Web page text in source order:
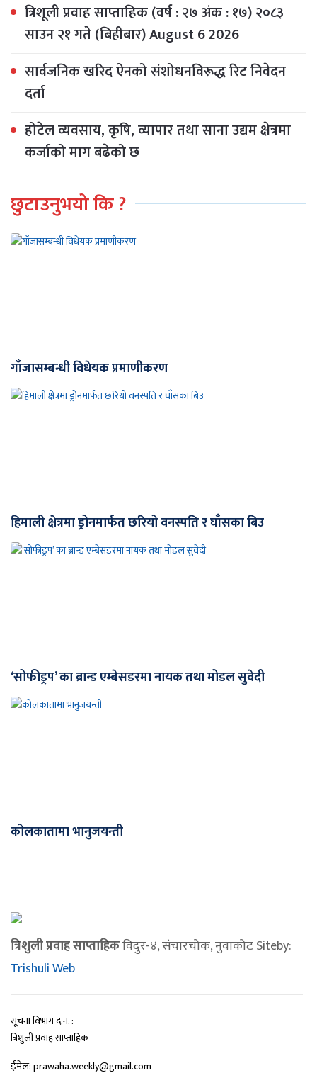
त्रिशूली प्रवाह साप्ताहिक (वर्ष : २७ अंक : १७) २०८३
साउन २१ गते (बिहीबार) August 6 2026
सार्वजनिक खरिद ऐनको संशोधनविरूद्ध रिट निवेदन
दर्ता
होटेल व्यवसाय, कृषि, व्यापार तथा साना उद्यम क्षेत्रमा
कर्जाको माग बढेको छ
छुटाउनुभयो कि ?
गाँजासम्बन्धी विधेयक प्रमाणीकरण
हिमाली क्षेत्रमा ड्रोनमार्फत छरियो वनस्पति र घाँसका बिउ
‘सोफीड्रप’ का ब्रान्ड एम्बेसडरमा नायक तथा मोडल सुवेदी
कोलकातामा भानुजयन्ती
त्रिशुली प्रवाह साप्ताहिकविदुर-४, संचारचोक, नुवाकोट Siteby:
Trishuli Web
सूचना विभाग द.न. :
त्रिशुली प्रवाह साप्ताहिक
ईमेल: prawaha.weekly@gmail.com